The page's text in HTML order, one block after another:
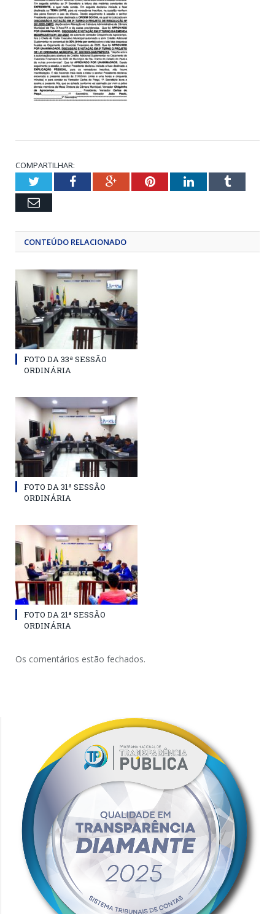
COMPARTILHAR:
TwitterFacebookGoogle+PinterestLinkedInTumblr
Email
CONTEÚDO RELACIONADO
FOTO DA 33ª SESSÃO
ORDINÁRIA
FOTO DA 31ª SESSÃO
ORDINÁRIA
FOTO DA 21ª SESSÃO
ORDINÁRIA
Os comentários estão fechados.